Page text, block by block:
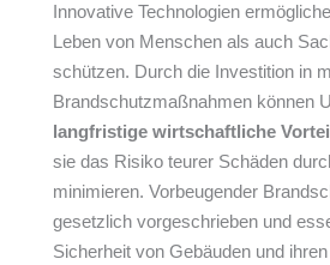
Innovative Technologien
Leben von Menschen als auch
schützen. Durch die Investition in
Brandschutzmaßnahmen können
langfristige wirtschaftliche
sie das Risiko teurer Schäden
minimieren. Vorbeugender
gesetzlich vorgeschrieben und
Sicherheit von Gebäuden und